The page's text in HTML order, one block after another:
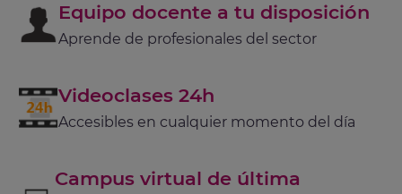
Equipo docente a tu disposición
Aprende de profesionales del sector
Videoclases 24h
Accesibles en cualquier momento del día
Campus virtual de última